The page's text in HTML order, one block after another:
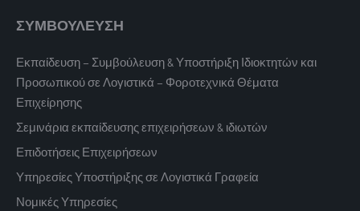
ΣΥΜΒΟΥΛΕΥΣΗ
Εκπαίδευση – Συμβούλευση & Υποστήριξη Ιδιοκτητών και
Προσωπικού σε Λογιστικά – Φοροτεχνικά Θέματα
Επιχείρησης
Σεμινάρια εκπαίδευσης επιχειρήσεων & ιδιωτών
Επιδοτήσεις Επιχειρήσεων
Υπηρεσίες Υποστήριξης σε Λογιστικά Γραφεία
Νομικές Υπηρεσίες